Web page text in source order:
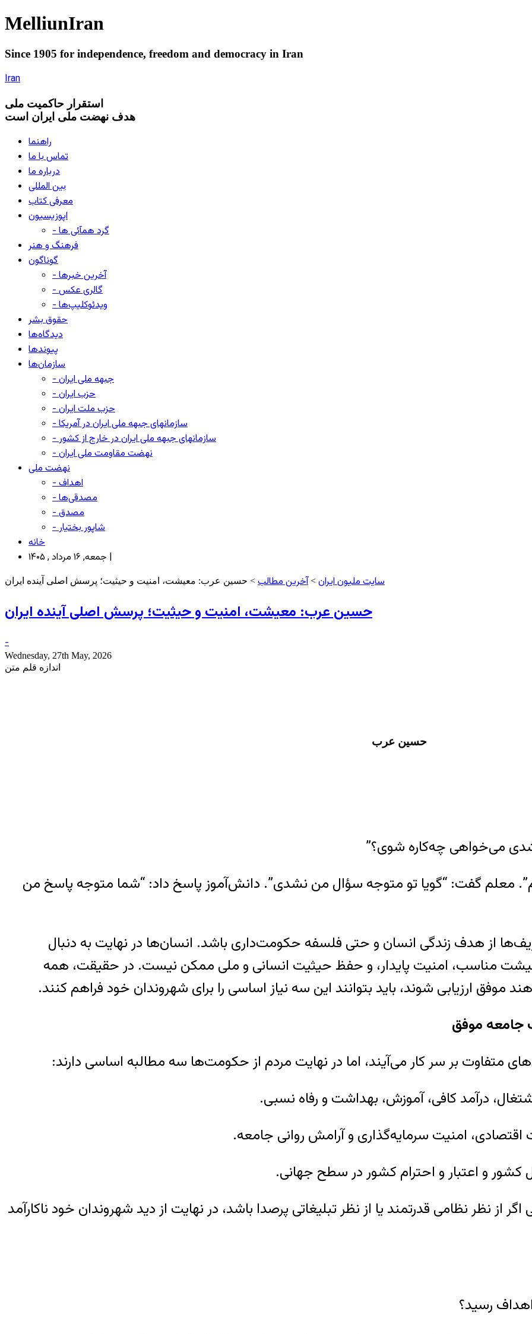
MelliunIran
Since 1905 for independence, freedom and democracy in Iran
Iran
استقرار حاکميت ملی
هدف نهضت ملی ایران است
راهنما
تماس با ما
درباره ما
بین المللی
معرفی کتاب
اپوزیسیون
- گرد همآئی ها
فرهنگ و هنر
گوناگون
- آخرین خبرها
- گالری عکس
- ویدئوکلیپ‌ها
حقوق بشر
دیدگاه‌ها
پیوندها
سازمان‌ها
- جبهه ملی ایران
- حزب ایران
- حزب ملت ایران
- سازمانهای جبهه ملی ایران در آمریکا
- سازمانهای جبهه ملی ایران در خارج از کشور
- نهضت مقاومت ملی ایران
نهضت ملی
- اهداف
- مصدقی‌ها
- مصدق
- شاپور بختیار
خانه
جمعه, ۱۶ مرداد , ۱۴۰۵ |
سایت ملیون ایران >آخرین مطالب > حسین عرب: معیشت، امنیت و حیثیت؛ پرسش اصلی آینده ایران
حسین عرب: معیشت، امنیت و حیثیت؛ پرسش اصلی آینده ایران
-
Wednesday, 27th May, 2026
اندازه قلم متن
حسین عرب
می‌خواهی چه‌کاره شوی؟”
گفت: “گویا تو متوجه سؤال من نشدی”. دانش‌آموز پاسخ داد: “شما متوجه پاسخ من
از هدف زندگی انسان و حتی فلسفه حکومت‌داری باشد. انسان‌ها در نهایت به دنبال
مناسب، امنیت پایدار، و حفظ حیثیت انسانی و ملی ممکن نیست. در حقیقت، همه
موفق ارزیابی شوند، باید بتوانند این سه نیاز اساسی را برای شهروندان خود فراهم کنند.
موفق
متفاوت بر سر کار می‌آیند، اما در نهایت مردم از حکومت‌ها سه مطالبه اساسی دارند:
از نظر نظامی قدرتمند یا از نظر تبلیغاتی پرصدا باشد، در نهایت از دید شهروندان خود ناکارآمد
رسید؟